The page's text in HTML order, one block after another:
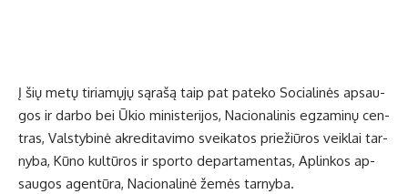
Į šių me­tų ti­ria­mų­jų są­ra­šą taip pat pa­te­ko So­cia­li­nės ap­sau­
gos ir dar­bo bei Ūkio mi­nis­te­ri­jos, Na­cio­na­li­nis eg­za­mi­nų cen­
tras, Vals­ty­bi­nė ak­re­di­ta­vi­mo svei­ka­tos prie­žiū­ros veik­lai tar­
ny­ba, Kū­no kul­tū­ros ir spor­to de­par­ta­men­tas, Ap­lin­kos ap­
sau­gos agen­tū­ra, Na­cio­na­li­nė že­mės tar­ny­ba.